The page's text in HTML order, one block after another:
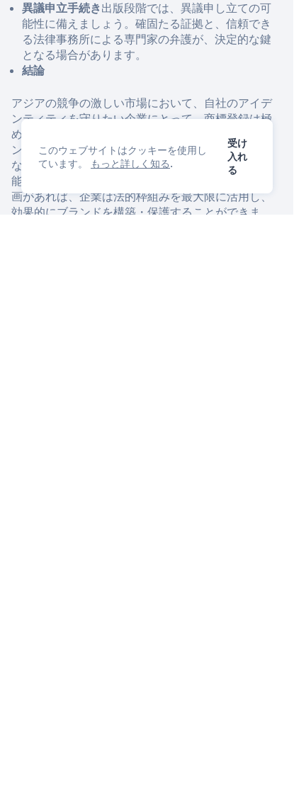
このウェブサイトはクッキーを使用し
ています。
もっと詳しく知る.
受け
入れ
る
異議申立手続き出版段階では、異議申し立ての可
能性に備えましょう。確固たる証拠と、信頼でき
る法律事務所による専門家の弁護が、決定的な鍵
となる場合があります。
結論
アジアの競争の激しい市場において、自社のアイデ
ンティティを守りたい企業にとって、商標登録は極
めて重要なステップです。制度自体はユーザーフレ
ンドリーですが、信頼できる法律事務所や知識豊富
な専門家と提携することで、スムーズで成功する可
能性が高まります。適切なガイダンスと戦略的な計
画があれば、企業は法的枠組みを最大限に活用し、
効果的にブランドを構築・保護することができま